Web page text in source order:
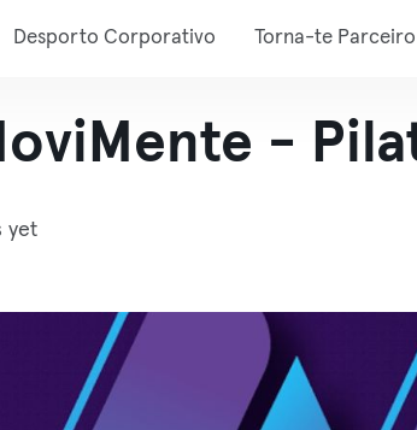
Desporto Corporativo Torna-te Parceiro
-
yet